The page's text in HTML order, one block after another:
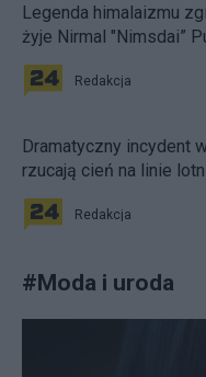
Legenda himalaizmu
żyje Nirmal "Nimsdai”
Redakcja
Dramatyczny incydent
rzucają cień na linie
Redakcja
#Moda i uroda